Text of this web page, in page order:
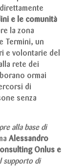
e le comunità
la zona
Termini, un
e volontarie del
rete dei
ormai
di
senza
alla base di
Alessandro
Onlus e
supporto di